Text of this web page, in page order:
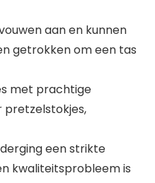
aan en kunnen
getrokken om een tas
met prachtige
pretzelstokjes,
een strikte
kwaliteitsprobleem is